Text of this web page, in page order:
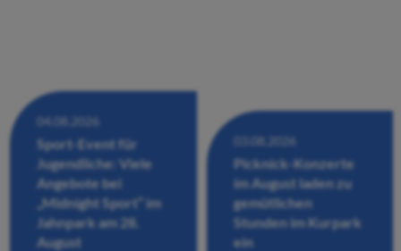
04.08.2026
Sport-Event für
Jugendliche: Viele
Angebote bei
„Midnight Sport“ im
Jahnpark am 28.
August
03.08.2026
Picknick-Konzerte
im August laden zu
gemütlichen
Stunden im Kurpark
ein